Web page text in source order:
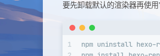
要先卸载默认的渲染器再使用
1
npm uninstall hexo-